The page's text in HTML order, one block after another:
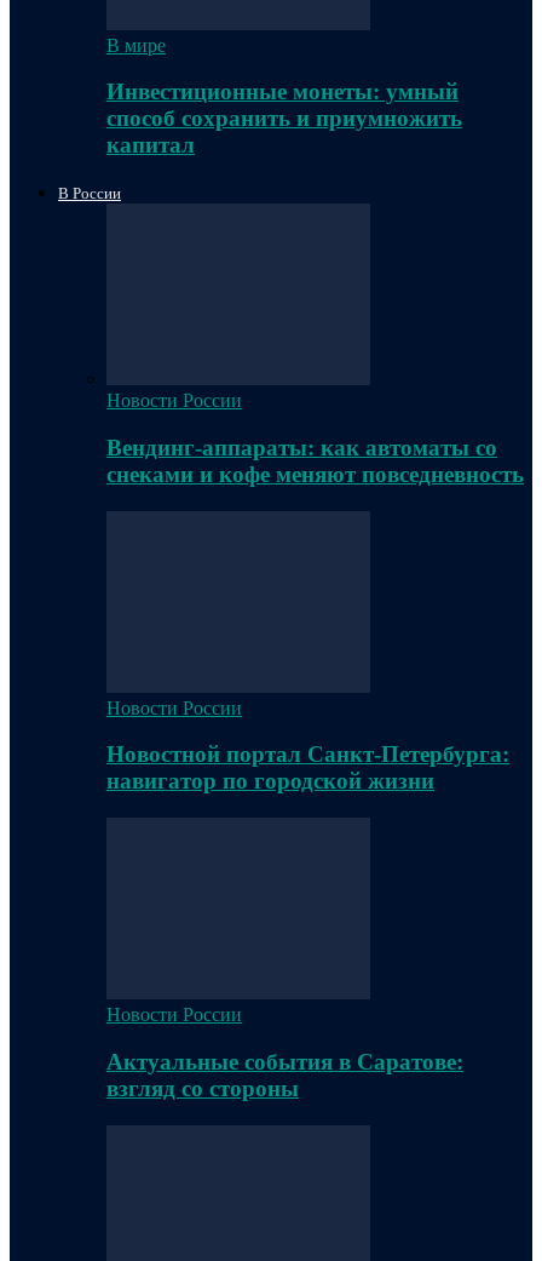
В мире
Инвестиционные монеты: умный
способ сохранить и приумножить
капитал
В России
Новости России
Вендинг-аппараты: как автоматы со
снеками и кофе меняют повседневность
Новости России
Новостной портал Санкт-Петербурга:
навигатор по городской жизни
Новости России
Актуальные события в Саратове:
взгляд со стороны